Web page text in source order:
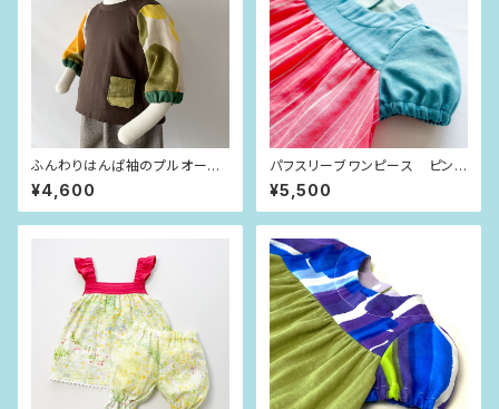
ふんわりはんぱ袖のプルオーバ
ー チョコレート×curve（80siz
e）
¥4,600
パフスリーブワンピース ピンク
×ゆらゆらライン（80size）
¥5,500